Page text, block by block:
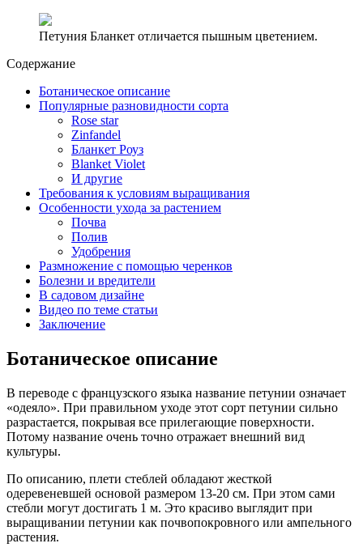
Петуния Бланкет отличается пышным цветением.
Содержание
Ботаническое описание
Популярные разновидности сорта
Rose star
Zinfandel
Бланкет Роуз
Blanket Violet
И другие
Требования к условиям выращивания
Особенности ухода за растением
Почва
Полив
Удобрения
Размножение с помощью черенков
Болезни и вредители
В садовом дизайне
Видео по теме статьи
Заключение
Ботаническое описание
В переводе с французского языка название петунии означает
«одеяло». При правильном уходе этот сорт петунии сильно
разрастается, покрывая все прилегающие поверхности.
Потому название очень точно отражает внешний вид
культуры.
По описанию, плети стеблей обладают жесткой
одеревеневшей основой размером 13-20 см. При этом сами
стебли могут достигать 1 м. Это красиво выглядит при
выращивании петунии как почвопокровного или ампельного
растения.